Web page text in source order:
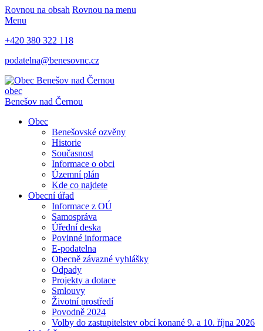
Rovnou na obsah Rovnou na menu
Menu
+420 380 322 118
podatelna@benesovnc.cz
obec
Benešov nad Černou
Obec
Benešovské ozvěny
Historie
Současnost
Informace o obci
Územní plán
Kde co najdete
Obecní úřad
Informace z OÚ
Samospráva
Úřední deska
Povinné informace
E-podatelna
Obecně závazné vyhlášky
Odpady
Projekty a dotace
Smlouvy
Životní prostředí
Povodně 2024
Volby do zastupitelstev obcí konané 9. a 10. října 2026